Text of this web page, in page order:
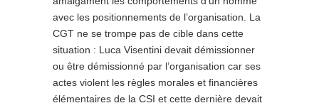
avec les positionnements de l’organisation. La
CGT ne se trompe pas de cible dans cette
situation : Luca Visentini devait démissionner
ou être démissionné par l’organisation car ses
actes violent les règles morales et financières
élémentaires de la CSI et cette dernière devait